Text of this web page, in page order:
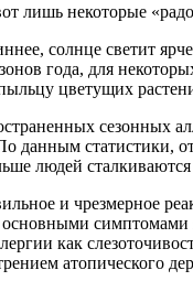
лишь некоторые
солнце светит
года, для
цветущих
сезонных
статистики,
людей
и чрезмерное
как
атопического